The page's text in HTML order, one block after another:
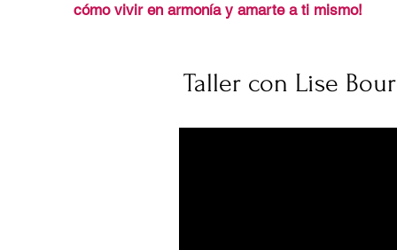
cómo vivir en armonía y amarte a ti mismo!
Taller con Lise